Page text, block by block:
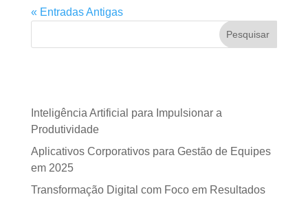
« Entradas Antigas
Pesquisar
Inteligência Artificial para Impulsionar a
Produtividade
Aplicativos Corporativos para Gestão de Equipes
em 2025
Transformação Digital com Foco em Resultados